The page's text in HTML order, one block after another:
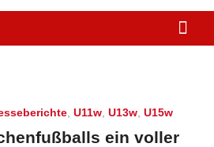
U11w U13w U15w
ein voller